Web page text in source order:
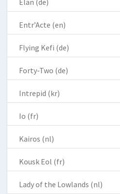
Elan (de)
Entr’Acte (en)
Flying Kefi (de)
Forty-Two (de)
Intrepid (kr)
Io (fr)
Kairos (nl)
Kousk Eol (fr)
Lady of the Lowlands (nl)